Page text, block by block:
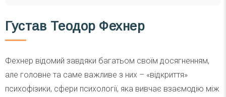
Густав Теодор Фехнер
Фехнер відомий завдяки багатьом своїм досягненням,
але головне та саме важливе з них – «відкриття»
психофізики, сфери психології, яка вивчає взаємодію між